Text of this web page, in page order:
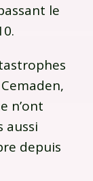
le
n’ont
aussi
depuis